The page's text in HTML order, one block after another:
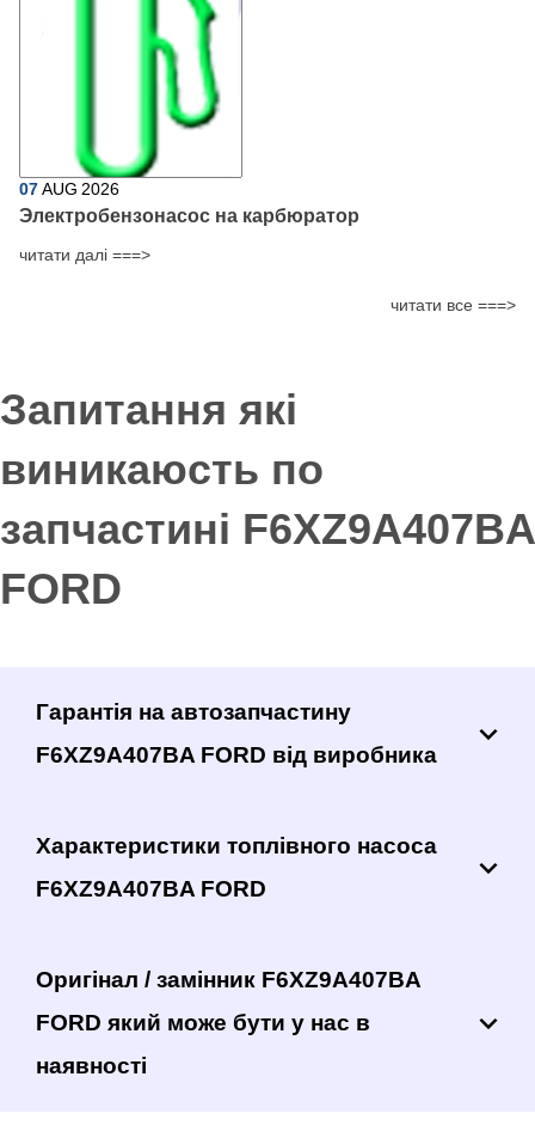
07AUG 2026
Электробензонасос на карбюратор
читати далі ===>
читати все ===>
Запитання які
виникаюсть по
запчастині F6XZ9A407BA
FORD
Гарантія на автозапчастину
F6XZ9A407BA FORD від виробника
Характеристики топлівного насоса
F6XZ9A407BA FORD
Оригінал / замінник F6XZ9A407BA
FORD який може бути у нас в
наявності